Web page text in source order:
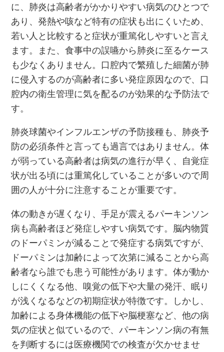
に、肺炎は高齢者がかかりやすい病気のひとつで
あり、発熱や咳など特有の症状も出にくいため、
若い人と比較すると症状が重篤化しやすいと言え
ます。また、食事中の誤嚥から肺炎に至るケース
も少なくありません。口腔内で繁殖した細菌が肺
に侵入するのが高齢者に多い発症原因なので、口
腔内の衛生管理に気を配るのが効果的な予防法で
す。
肺炎球菌やインフルエンザの予防接種も、肺炎予
防の必須条件と言っても過言ではありません。体
が弱っている高齢者は病気の進行が早く、自覚症
状が出る頃には重篤化していることが多いので周
囲の人が十分に注意することが重要です。
体の動きが遅くなり、手足が震えるパーキンソン
病も高齢者ほど発症しやすい病気です。脳内物質
のドーパミンが減ることで発症する病気ですが、
ドーパミンは加齢によって次第に減ることから高
齢者なら誰でも患う可能性があります。体が動か
しにくくなる他、嗅覚の低下や大量の発汗、眠り
が浅くなるなどの初期症状が特徴です。しかし、
加齢による身体機能の低下や脳梗塞など、他の病
気の症状と似ているので、パーキンソン病の有無
を判断するには医療機関での検査が欠かせませ